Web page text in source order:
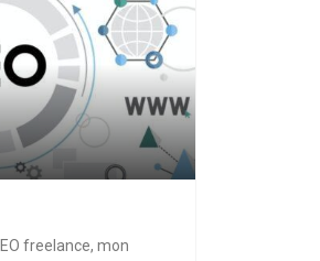
freelance, mon